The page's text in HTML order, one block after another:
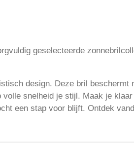
geselecteerde
design. Deze bril beschermt
snelheid je stijl. Maak je
een stap voor blijft. Ontdek